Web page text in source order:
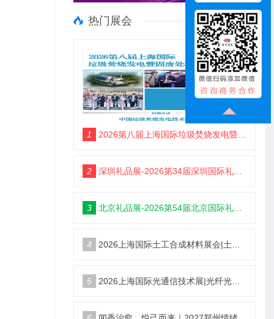
热门展会
1 2026第八届上海国际垃圾焚烧发电暨固废处理技术展览会
2 深圳礼品展-2026第34届深圳国际礼品及家居用品展览会
3 北京礼品展-2026第54届北京国际礼品、赠品及家庭用品展览会
4 2026上海国际土工合成材料展会|土工膜、土工布展|土工合成材料仪器、设备展览会
5 2026上海国际光通信技术展|光纤光缆、光模块展|光通信设备展览会